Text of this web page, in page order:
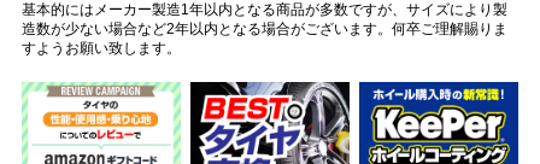
基本的にはメーカー製造1年以内となる商品が多数ですが、サイズにより製
造数が少ない場合など2年以内となる場合がございます。何卒ご理解賜りま
すようお願い致します。